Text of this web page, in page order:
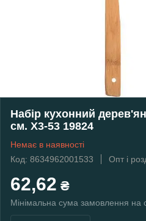
Набір кухонний
см. Х3-53 19824
Немає в наявності
Код: 8634962001533
Опт і
62,62 ₴
Мінімальна сума замовлення на